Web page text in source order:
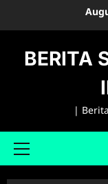
BERITA
|
Primary